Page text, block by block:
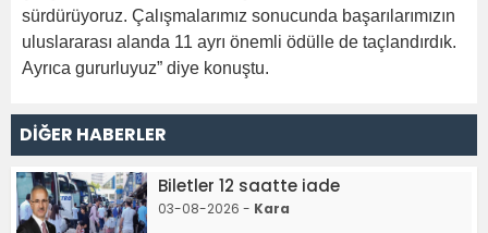
sürdürüyoruz. Çalışmalarımız sonucunda başarılarımızın
uluslararası alanda 11 ayrı önemli ödülle de taçlandırdık.
Ayrıca gururluyuz” diye konuştu.
DİĞER HABERLER
Biletler 12 saatte iade
03-08-2026 - Kara